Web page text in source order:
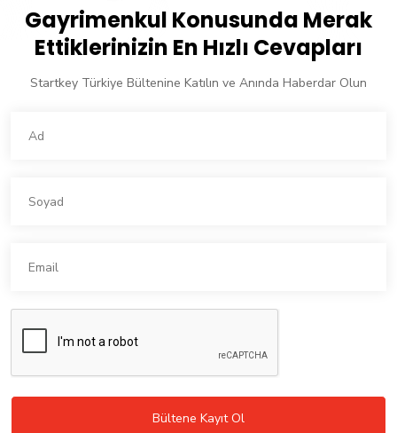
Gayrimenkul Konusunda Merak
Ettiklerinizin En Hızlı Cevapları
Startkey Türkiye Bültenine Katılın ve Anında Haberdar Olun
Bültene Kayıt Ol